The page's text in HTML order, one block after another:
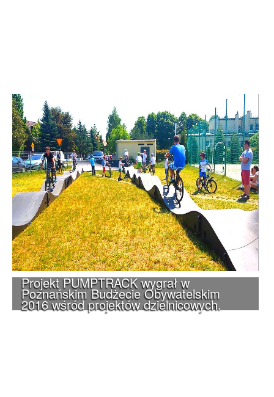
Projekt PUMPTRACK wygrał w
Poznańskim Budżecie Obywatelskim
2016 wśród projektów dzielnicowych.